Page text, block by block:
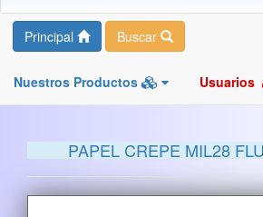
Principal Buscar
Nuestros Productos Usuarios
PAPEL CREPE MIL28